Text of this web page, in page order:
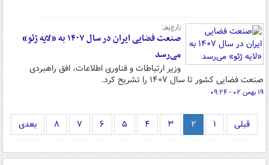
زارع‌پور:
صنعت فضایی ایران در سال ۱۴۰۷ به «لایه ژئو»
می‌رسد
وزیر ارتباطات و فناوری اطلاعات، افق راهبردی
صنعت فضایی کشور تا سال ۱۴۰۷ را تشریح کرد.
۱۹ بهمن ۰۲ - ۰۹:۲۴
قبلی ۱ ۲ ۳ ۴ ۵ ۶ ۷ ۸ بعدی